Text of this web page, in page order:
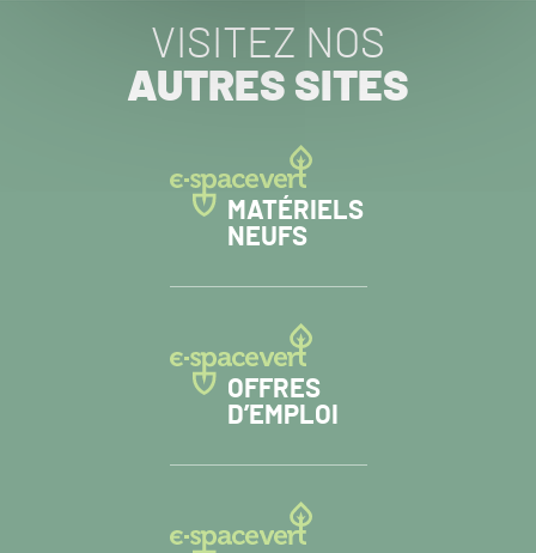
VISITEZ NOS
AUTRES SITES
MATÉRIELS
NEUFS
OFFRES
D’EMPLOI